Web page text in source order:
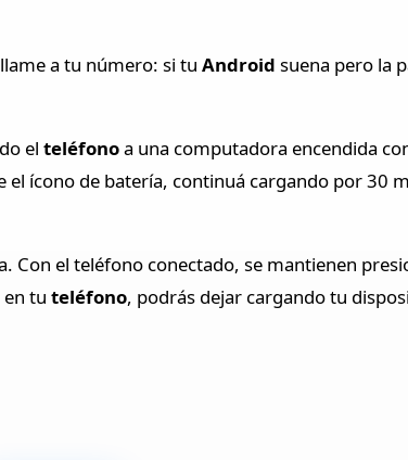
a tu número: si tuAndroidsuena pero la
elteléfonoa una computadora encendida
el ícono de batería, continuá cargando por 30
el teléfono conectado, se mantienen
en tuteléfono, podrás dejar cargando tu